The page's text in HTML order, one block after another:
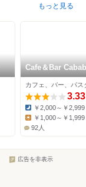
もっと見る
Cafe＆Bar
カフェ、バー、パス
3.33
Dinner:
￥2,000～￥2,999
Lunch:
￥1,000～￥1,999
92人
広告を非表示